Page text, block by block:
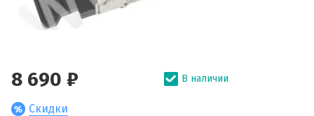
8 690 ₽
Скидки
В наличии